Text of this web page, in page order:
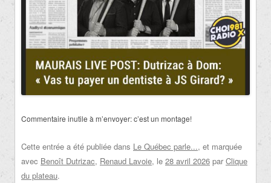
Commentaire inutile à m’envoyer: c’est un montage!
Cette entrée a été publiée dans Le Québec parle..., et marquée
avec Benoît Dutrizac, Renaud Lavoie, le 28 avril 2026 par Clique
du plateau.